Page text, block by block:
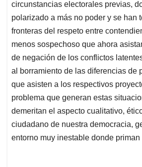
circunstancias electorales previas,
polarizado a más no poder y se han
fronteras del respeto entre
menos sospechoso que ahora
de negación de los conflictos
al borramiento de las diferencias de
que asisten a los respectivos
problema que generan estas
demeritan el aspecto cualitativo,
ciudadano de nuestra democracia,
entorno muy inestable donde